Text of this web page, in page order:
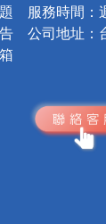
服務時間：
公司地址：